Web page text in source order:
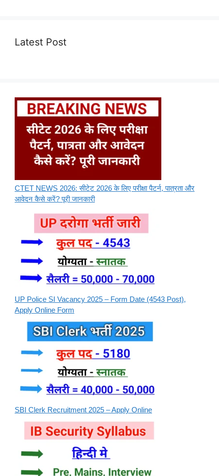
Latest Post
CTET NEWS 2026: सीटेट 2026 के लिए परीक्षा पैटर्न, पात्रता और
आवेदन कैसे करें? पूरी जानकारी
UP Police SI Vacancy 2025 – Form Date (4543 Post),
Apply Online Form
SBI Clerk Recruitment 2025 – Apply Online